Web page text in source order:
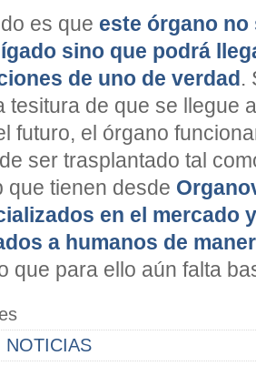
es que este órgano no
sino que podrá
de uno de verdad.
tesitura de que se llegue
futuro, el órgano
ser trasplantado tal
que tienen desde
en el mercado
a humanos de
que para ello aún falta
NOTICIAS